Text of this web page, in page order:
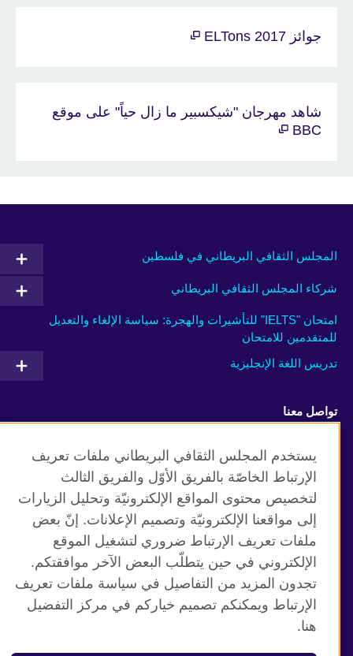
جوائز ELTons 2017
شاهد مهرجان "شيكسبير ما زال حياً" على موقع
BBC
المجلس الثقافي البريطاني في فلسطين
شركاء المجلس الثقافي البريطاني
امتحان "IELTS" للتأشيرات والهجرة: سياسة الإلغاء والتعديل
للمتقدمين للامتحان
تدريس اللغة الإنجليزية
تواصل معنا
Facebook Twitter
Youtube TikTok
موقع المجلس الثقافي البريطاني العالمي
الخصوصية وشروط الاستخدام
ملفات تعريف الإرتباط
خارطة الموقع
يستخدم المجلس الثقافي البريطاني ملفات تعريف
الإرتباط الخاصّة بالفريق الأوّل والفريق الثالث
لتخصيص محتوى المواقع الإلكترونيّة وتحليل الزيارات
إلى مواقعنا الإلكترونيّة وتصميم الإعلانات. إنّ بعض
ملفات تعريف الإرتباط ضروري لتشغيل الموقع
الإلكتروني في حين يتطلّب البعض الآخر موافقتكم.
تجدون المزيد من التفاصيل في سياسة ملفات تعريف
الإرتباط ويمكنكم تصميم خياركم في مركز التفضيل
هنا.